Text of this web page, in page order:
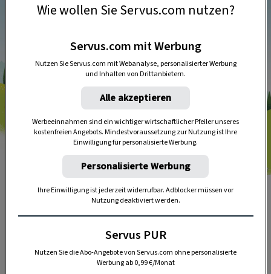
Foto: Andreas Posselt
Häufig lassen Familiennamen Rückschlüsse auf die
Tätigkeit der Vorfahren ziehen.
Wie wollen Sie Servus.com nutzen?
Servus.com mit Werbung
Nutzen Sie Servus.com mit Webanalyse, personalisierter Werbung
und Inhalten von Drittanbietern.
Alle akzeptieren
Werbeeinnahmen sind ein wichtiger wirtschaftlicher Pfeiler unseres
kostenfreien Angebots. Mindestvoraussetzung zur Nutzung ist Ihre
Einwilligung für personalisierte Werbung.
Personalisierte Werbung
Ihre Einwilligung ist jederzeit widerrufbar. Adblocker müssen vor
Nutzung deaktiviert werden.
Servus PUR
Nutzen Sie die Abo-Angebote von Servus.com ohne personalisierte
Werbung ab 0,99 €/Monat